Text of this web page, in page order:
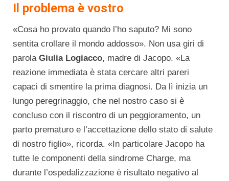
Il problema è vostro
«Cosa ho provato quando l’ho saputo? Mi sono
sentita crollare il mondo addosso». Non usa giri di
parola Giulia Logiacco, madre di Jacopo. «La
reazione immediata è stata cercare altri pareri
capaci di smentire la prima diagnosi. Da lì inizia un
lungo peregrinaggio, che nel nostro caso si è
concluso con il riscontro di un peggioramento, un
parto prematuro e l’accettazione dello stato di salute
di nostro figlio», ricorda. «In particolare Jacopo ha
tutte le componenti della sindrome Charge, ma
durante l’ospedalizzazione è risultato negativo al